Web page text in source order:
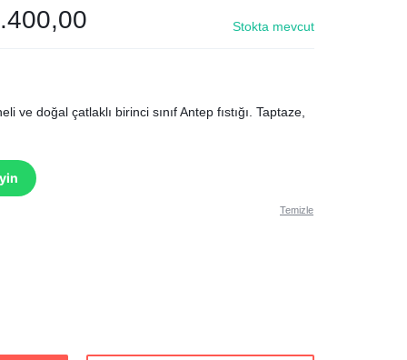
Stokta mevcut
ve doğal çatlaklı birinci sınıf Antep fıstığı. Taptaze,
Temizle